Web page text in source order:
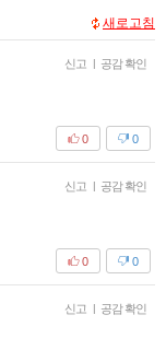
새로고침
신고 | 공감 확인
0
0
신고 | 공감 확인
0
0
신고 | 공감 확인